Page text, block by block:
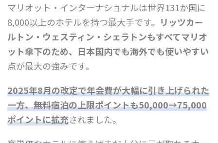
マリオット・インターナショナルは世界131か国に
8,000以上のホテルを持つ最大手です。 リッツカー
ルトン・ウェスティン・シェラトンもすべてマリオ
ット傘下のため、日本国内でも海外でも使いやすい
点が最大の強みです。
2025年8月の改定で年会費が大幅に引き上げられた
一方、無料宿泊の上限ポイントも50,000→75,000
ポイントに拡充されました。